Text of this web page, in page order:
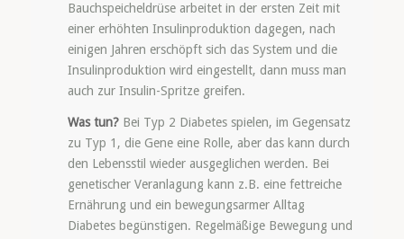
Bauchspeicheldrüse arbeitet in der ersten Zeit mit
einer erhöhten Insulinproduktion dagegen, nach
einigen Jahren erschöpft sich das System und die
Insulinproduktion wird eingestellt, dann muss man
auch zur Insulin-Spritze greifen.
Was tun? Bei Typ 2 Diabetes spielen, im Gegensatz
zu Typ 1, die Gene eine Rolle, aber das kann durch
den Lebensstil wieder ausgeglichen werden. Bei
genetischer Veranlagung kann z.B. eine fettreiche
Ernährung und ein bewegungsarmer Alltag
Diabetes begünstigen. Regelmäßige Bewegung und